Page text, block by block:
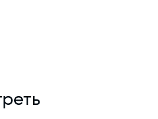
редуктора.